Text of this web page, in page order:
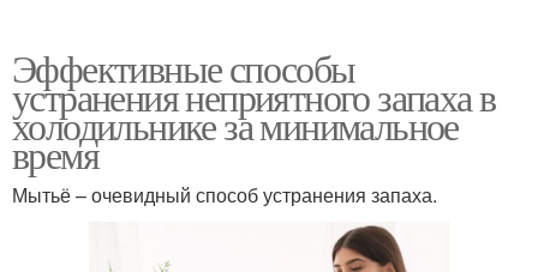
Эффективные способы
устранения неприятного запаха в
холодильнике за минимальное
время
Мытьё – очевидный способ устранения запаха.